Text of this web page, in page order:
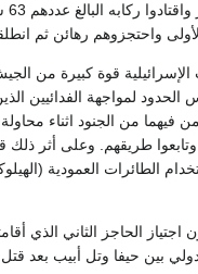
واحتجزوهم رهائن ثم
قوة كبيرة من
لمواجهة الفدائيين
فيهما من الجنود اثناء
وتابعوا طريقهم. وعلى أثر
الطائرات العمودية
اجتياز الحاجز الثاني الذي
بين حيفا وتل أبيب بعد